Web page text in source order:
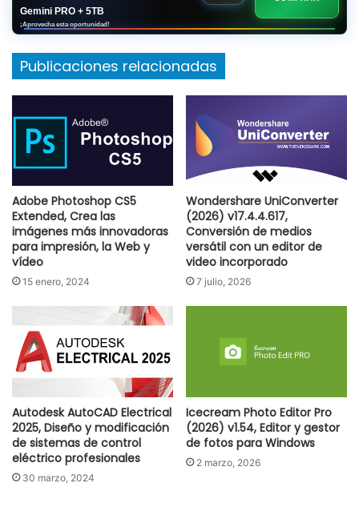
Gemini PRO + 5TB
¡Aprovecha esta oportunidad!
Publicaciones relacionadas
Adobe Photoshop CS5
Extended, Crea las
imágenes más innovadoras
para impresión, la Web y
vídeo
15 enero, 2024
Wondershare UniConverter
(2026) v17.4.4.617,
Conversión de medios
versátil con un editor de
video incorporado
7 julio, 2026
Autodesk AutoCAD Electrical
2025, Diseño y modificación
de sistemas de control
eléctrico profesionales
30 marzo, 2024
Icecream Photo Editor Pro
(2026) v1.54, Editor y gestor
de fotos para Windows
2 marzo, 2026